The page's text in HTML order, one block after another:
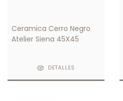
Ceramica Cerro Negro
Atelier Siena 45X45
DETALLES